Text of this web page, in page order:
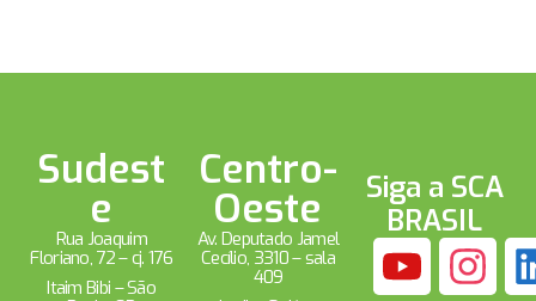
Sudest
e
Rua Joaquim
Floriano, 72 – cj. 176
Itaim Bibi – São
Centro-
Oeste
Av. Deputado Jamel
Cecílio, 3310 – sala
409
Siga a SCA
BRASIL